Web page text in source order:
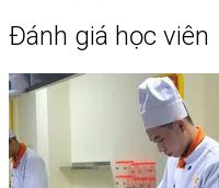
Đánh giá học viên